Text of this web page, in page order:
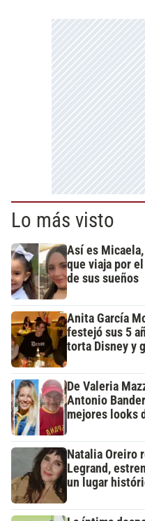
Lo más visto
Así es
que viaja por
de sus sueños
Anita García
festejó sus 5
torta Disney y
De Valeria
Antonio
mejores looks
Natalia Oreiro
Legrand,
un lugar